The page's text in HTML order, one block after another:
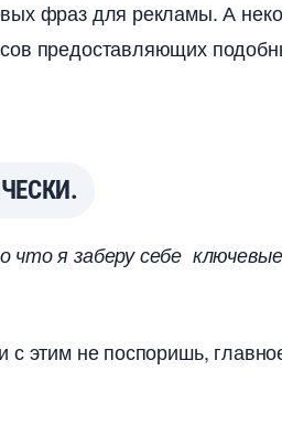
фраз для рекламы. А
предоставляющих
что я заберу себе
этим не поспоришь,